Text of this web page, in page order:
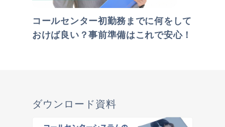
コールセンター初勤務までに何をして
おけば良い？事前準備はこれで安心！
ダウンロード資料